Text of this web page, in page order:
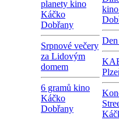
planety kino
Káčko
Dobřany
Srpnové večery
za Lidovým
domem
6 gramů kino
Káčko
Dobřany